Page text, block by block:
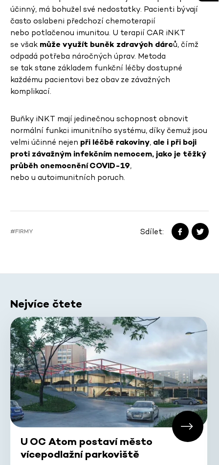
účinný, má bohužel své nedostatky. Pacienti bývají
často oslabeni předchozí chemoterapií
nebo potlačenou imunitou. U terapií CAR iNKT
se však může využít buněk zdravých dárců, čímž
odpadá potřeba náročných úprav. Metoda
se tak stane základem funkční léčby dostupné
každému pacientovi bez obav ze závažných
komplikací.
Buňky iNKT mají jedinečnou schopnost obnovit
normální funkci imunitního systému, díky čemuž jsou
velmi účinné nejen při léčbě rakoviny, ale i při boji
proti závažným infekčním nemocem, jako je těžký
průběh onemocnění COVID-19,
nebo u autoimunitních poruch.
#FIRMY Sdílet:
Nejvíce čtete
U OC Atom postaví město
vícepodlažní parkoviště